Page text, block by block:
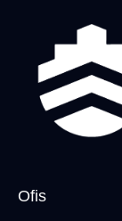
Ofis